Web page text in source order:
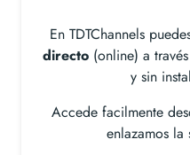
En TDTChannels
directo(online) a
y sin
Accede facilmente
enlazamos